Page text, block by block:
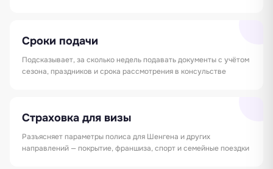
Сроки подачи
Подсказывает, за сколько недель подавать документы с учётом
сезона, праздников и срока рассмотрения в консульстве
Страховка для визы
Разъясняет параметры полиса для Шенгена и других
направлений — покрытие, франшиза, спорт и семейные поездки